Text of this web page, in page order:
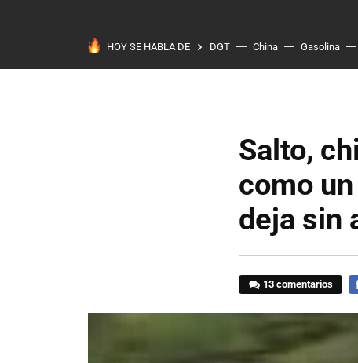
HOY SE HABLA DE DGT China Gasolina
Salto,
como
deja sin
13 comentarios